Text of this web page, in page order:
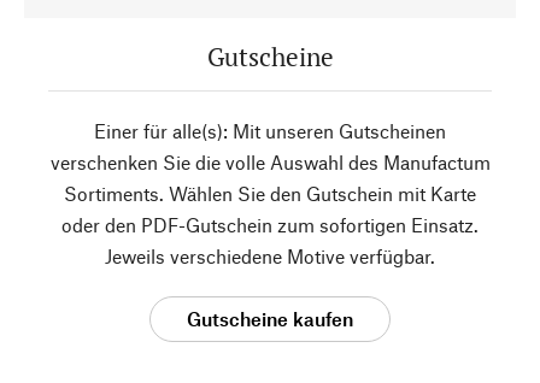
Gutscheine
Einer für alle(s): Mit unseren Gutscheinen
verschenken Sie die volle Auswahl des Manufactum
Sortiments. Wählen Sie den Gutschein mit Karte
oder den PDF-Gutschein zum sofortigen Einsatz.
Jeweils verschiedene Motive verfügbar.
Gutscheine kaufen